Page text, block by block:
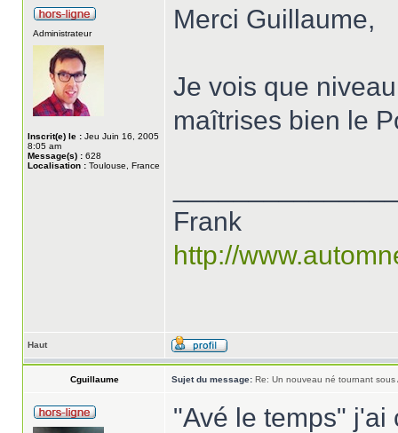
Administrateur
Inscrit(e) le : Jeu Juin 16, 2005
8:05 am
Message(s) : 628
Localisation : Toulouse, France
Merci Guillaume,
Je vois que
maîtrises bien le
Frank
http://
Haut
Cguillaume Sujet du message: Re: Un nouveau né tournant sous
"Avé le temps" j'ai